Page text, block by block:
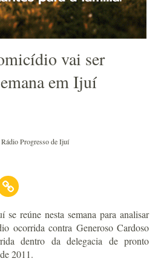
vai ser
em Ijuí
Rádio Progresso de Ijuí
reúne nesta semana para analisar
ocorrida contra Generoso Cardoso
dentro da delegacia de pronto
2011.